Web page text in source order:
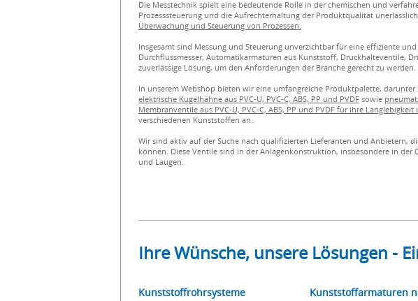
Die Messtechnik spielt eine bedeutende Rolle in der chemischen und
Prozesssteuerung und die Aufrechterhaltung der Produktqualität
Überwachung und Steuerung von Prozessen.
Insgesamt sind Messung und Steuerung unverzichtbar für eine effiziente
Durchflussmesser, Automatikarmaturen aus Kunststoff, Druckhalteventile,
zuverlässige Lösung, um den Anforderungen der Branche gerecht zu werden.
In unserem Webshop bieten wir eine umfangreiche Produktpalette,
elektrische Kugelhähne aus PVC-U, PVC-C, ABS, PP und PVDF sowie
Membranventile aus PVC-U, PVC-C, ABS, PP und PVDF für ihre
verschiedenen Kunststoffen an.
Wir sind aktiv auf der Suche nach qualifizierten Lieferanten und Anbietern,
können. Diese Ventile sind in der Anlagenkonstruktion, insbesondere in
und Laugen.
Ihre Wünsche, unsere Lösungen -
Kunststoffrohrsysteme Kunststoffarmaturen